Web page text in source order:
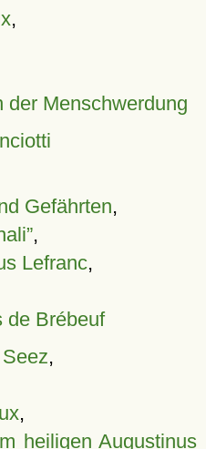
,
der Menschwerdung
Gefährten,
,
Lefranc,
de Brébeuf
,
,
heiligen Augustinus